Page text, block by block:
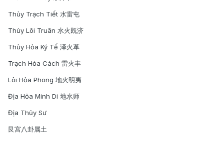
Thủy Trạch Tiết 水雷屯
Thủy Lôi Truân 水火既济
Thủy Hỏa Ký Tế 泽火革
Trạch Hỏa Cách 雷火丰
Lôi Hỏa Phong 地火明夷
Địa Hỏa Minh Di 地水师
Địa Thủy Sư
艮宫八卦属土